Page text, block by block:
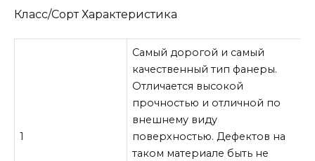
Класс/Сорт Характеристика
1
Самый дорогой и самый
качественный тип фанеры.
Отличается высокой
прочностью и отличной по
внешнему виду
поверхностью. Дефектов на
таком материале быть не